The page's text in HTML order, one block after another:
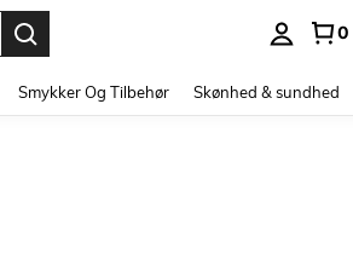
0
Smykker Og Tilbehør Skønhed & sundhed